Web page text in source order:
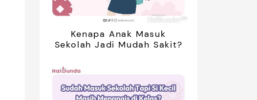
Kenapa Anak Masuk
Sekolah Jadi Mudah Sakit?